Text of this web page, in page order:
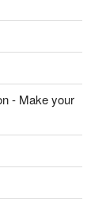
- Make your